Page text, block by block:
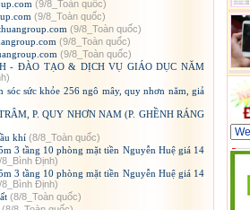
(9/8_Toàn quốc)
(9/8_Toàn quốc)
(9/8_Toàn quốc)
(9/8_Toàn quốc)
(9/8_Toàn quốc)
- ĐÀO TẠO & DỊCH VỤ GIÁO DỤC NĂM
sóc sức khỏe 256 ngô mây, quy nhơn năm, giả
P. QUY NHƠN NAM (P. GHỀNH RÁNG
khí (8/8_Toàn quốc)
3 tầng 10 phòng mặt tiền Nguyễn Huệ giá 14
8_Bình Định)
3 tầng 10 phòng mặt tiền Nguyễn Huệ giá 14
8_Bình Định)
(8/8_Toàn quốc)